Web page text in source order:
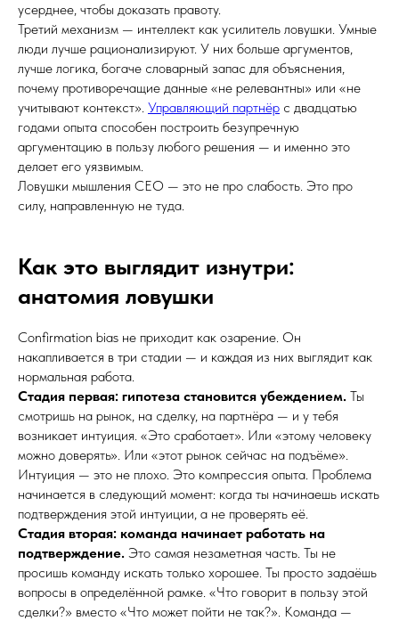
усерднее, чтобы доказать правоту.
Третий механизм — интеллект как усилитель ловушки. Умные
люди лучше рационализируют. У них больше аргументов,
лучше логика, богаче словарный запас для объяснения,
почему противоречащие данные «не релевантны» или «не
учитывают контекст». Управляющий партнёр с двадцатью
годами опыта способен построить безупречную
аргументацию в пользу любого решения — и именно это
делает его уязвимым.
Ловушки мышления CEO — это не про слабость. Это про
силу, направленную не туда.
Как это выглядит изнутри:
анатомия ловушки
Confirmation bias не приходит как озарение. Он
накапливается в три стадии — и каждая из них выглядит как
нормальная работа.
Стадия первая: гипотеза становится убеждением. Ты
смотришь на рынок, на сделку, на партнёра — и у тебя
возникает интуиция. «Это сработает». Или «этому человеку
можно доверять». Или «этот рынок сейчас на подъёме».
Интуиция — это не плохо. Это компрессия опыта. Проблема
начинается в следующий момент: когда ты начинаешь искать
подтверждения этой интуиции, а не проверять её.
Стадия вторая: команда начинает работать на
подтверждение. Это самая незаметная часть. Ты не
просишь команду искать только хорошее. Ты просто задаёшь
вопросы в определённой рамке. «Что говорит в пользу этой
сделки?» вместо «Что может пойти не так?». Команда —